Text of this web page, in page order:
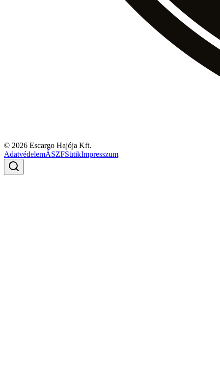
© 2026 Escargo Hajója Kft.
AdatvédelemÁSZFSütikImpresszum